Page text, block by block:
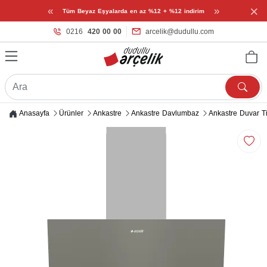
« Tüm Beyaz Eşyalarda en az %12 + %12 indirim » ×
0216 420 00 00 arcelik@dudullu.com
Anasayfa Ürünler Ankastre Ankastre Davlumbaz Ankastre Duvar